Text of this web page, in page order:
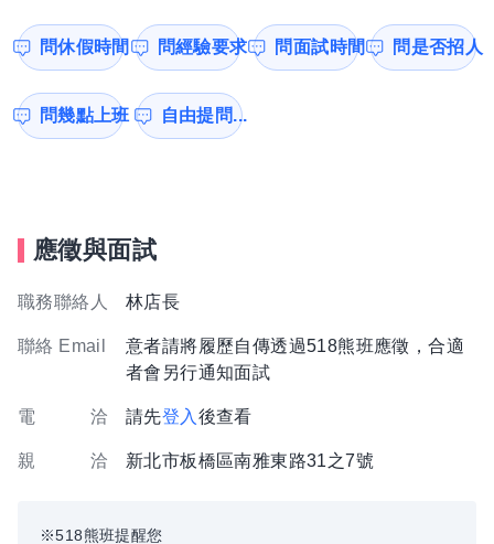
問休假時間 問經驗要求 問面試時間 問是否招人
問幾點上班 自由提問...
應徵與面試
職務聯絡人 林店長
聯絡 Email
意者請將履歷自傳透過518熊班應徵，合適
者會另行通知面試
電 洽 請先登入 後查看
親 洽 新北市板橋區南雅東路31之7號
※518熊班提醒您